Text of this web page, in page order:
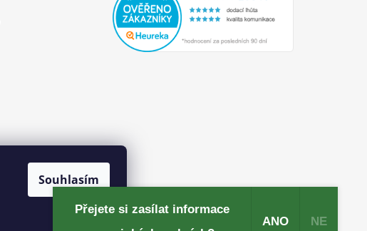
Souhlasím
Přejete si zasílat informace
ANO NE